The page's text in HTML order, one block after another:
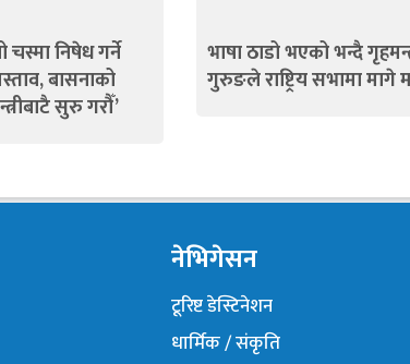
निषेध गर्ने
बासनाको
सुरु गरौँ’
भाषा ठाडो भएको भन्दै
गुरुङले राष्ट्रिय सभामा मागे
नेभिगेसन
टूरिष्ट डेस्टिनेशन
धार्मिक / संकृति